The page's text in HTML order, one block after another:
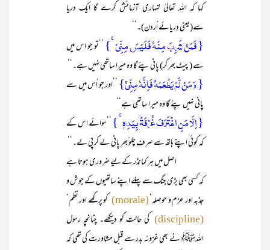
کہا کہ اللہ تعالیٰ تمہاری آزمائش کرے گا ایک دریا
سے(یعنی دریائے اُردن)۔‘‘
{ فَمَنۡ شَرِبَ مِنۡہُ فَلَیۡسَ مِنِّیۡ ۚ} ’’تو جو اس میں
سے (پیٹ بھر کر) پانی پئے گا وہ میرا ساتھی نہیں ہے۔‘‘
{ وَ مَنۡ لَّمۡ یَطۡعَمۡہُ فَاِنَّہٗ مِنِّیۡۤ} ’’اور جو اُس میں سے
پانی نہیں پئے گا وہ میرا ساتھی ہے‘‘
{ اِلَّا مَنِ اغۡتَرَفَ غُرۡفَۃًۢ بِیَدِہٖ ۚ } ’’سوائے اس کے
کہ کوئی اپنے ہاتھ سے صرف چلو ّبھر پانی لے کر پی لے۔‘‘
اصل میں ہر کمانڈر کے لیے ضروری ہوتا ہے
کہ کسی بھی بڑی جنگ سے پہلے اپنے ساتھیوں کے جوش و
جذبہ اور عزم و حوصلہ‘(morale) کو پرکھے اور نظم‘
(discipline)
کی حالت کو دیکھے۔ چنانچہ رسول
اللہﷺ نے بھی غزوئہ بدر سے قبل مشاورت کی تھی کہ